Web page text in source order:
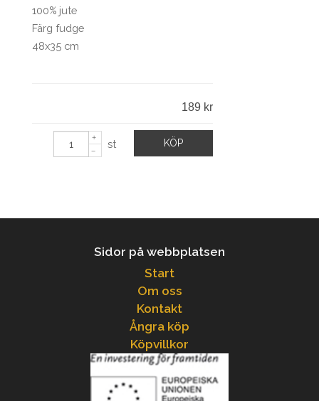
100% jute
Färg fudge
48x35 cm
189 kr
KÖP
st
Sidor på webbplatsen
Start
Om oss
Kontakt
Ångra köp
Köpvillkor